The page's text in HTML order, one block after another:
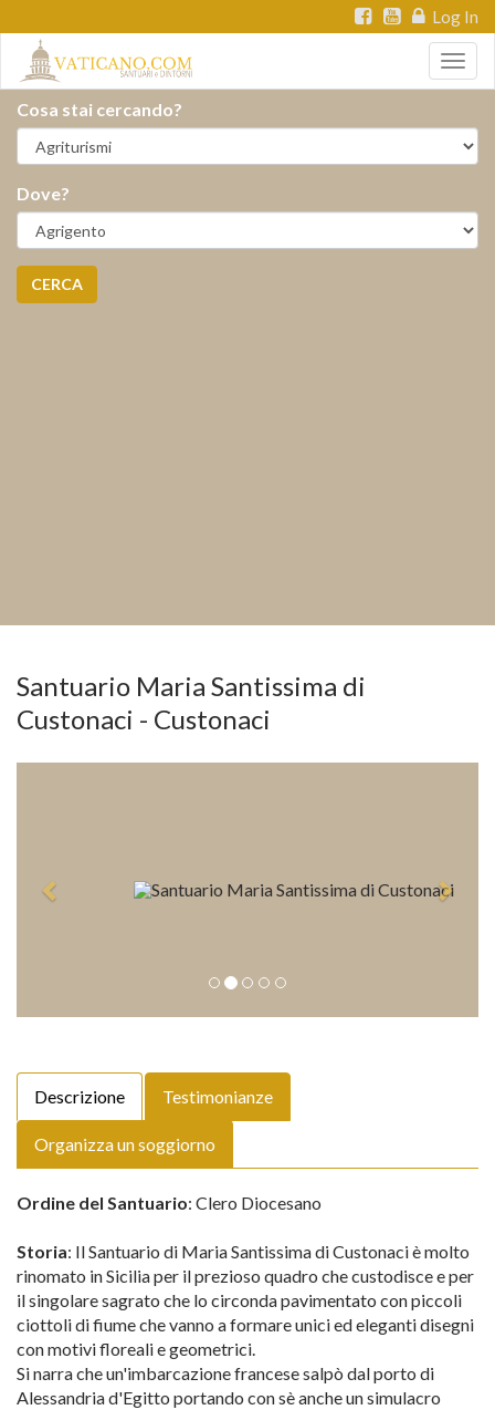
Log In
Cosa stai cercando?
Dove?
CERCA
Santuario Maria Santissima di
Custonaci - Custonaci
Descrizione Testimonianze
Organizza un soggiorno
Ordine del Santuario: Clero Diocesano
Storia: Il Santuario di Maria Santissima di Custonaci è molto
rinomato in Sicilia per il prezioso quadro che custodisce e per
il singolare sagrato che lo circonda pavimentato con piccoli
ciottoli di fiume che vanno a formare unici ed eleganti disegni
con motivi floreali e geometrici.
Si narra che un'imbarcazione francese salpò dal porto di
Alessandria d'Egitto portando con sè anche un simulacro